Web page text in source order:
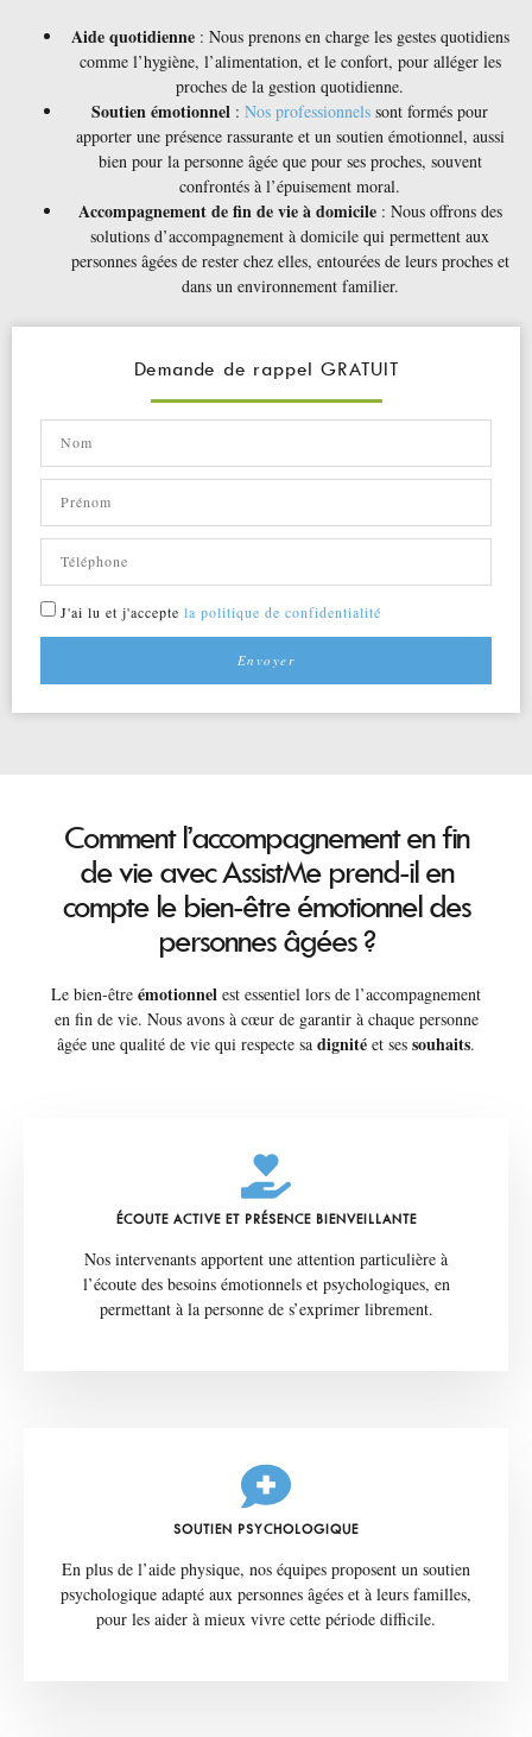
Aide quotidienne: Nous prenons en charge les gestes quotidiens
comme l’hygiène, l’alimentation, et le confort, pour alléger les
proches de la gestion quotidienne.
Soutien émotionnel : Nos professionnels sont formés pour
apporter une présence rassurante et un soutien émotionnel, aussi
bien pour la personne âgée que pour ses proches, souvent
confrontés à l’épuisement moral.
Accompagnement de fin de vie à domicile: Nous offrons des
solutions d’accompagnement à domicile qui permettent aux
personnes âgées de rester chez elles, entourées de leurs proches et
dans un environnement familier.
Demande de rappel GRATUIT
J'ai lu et j'accepte la politique de confidentialité
Envoyer
Comment l’accompagnement en fin
de vie avec AssistMe prend-il en
compte le bien-être émotionnel des
personnes âgées ?
Le bien-être émotionnel est essentiel lors de l’accompagnement
en fin de vie. Nous avons à cœur de garantir à chaque personne
âgée une qualité de vie qui respecte sa dignité et ses souhaits.
ÉCOUTE ACTIVE ET PRÉSENCE BIENVEILLANTE
Nos intervenants apportent une attention particulière à
l’écoute des besoins émotionnels et psychologiques, en
permettant à la personne de s’exprimer librement.
SOUTIEN PSYCHOLOGIQUE
En plus de l’aide physique, nos équipes proposent un soutien
psychologique adapté aux personnes âgées et à leurs familles,
pour les aider à mieux vivre cette période difficile.